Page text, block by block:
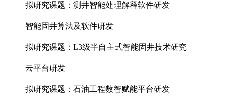
拟研究课题：测井智能处理解释软件研发
智能固井算法及软件研发
拟研究课题：L3级半自主式智能固井技术研究
云平台研发
拟研究课题：石油工程数智赋能平台研发